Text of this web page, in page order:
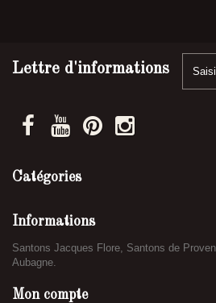
Lettre d'informations
Catégories
Informations
Santons Jacques Flore, Santons de
Aubagne.
Mon compte